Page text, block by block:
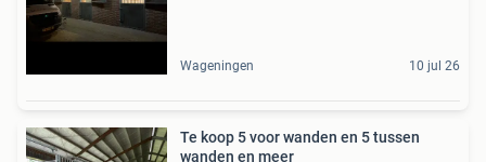
Wageningen 10 jul 26
Te koop 5 voor wanden en 5 tussen
wanden en meer